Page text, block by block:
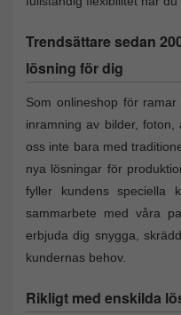
Trendsättare sedan
lösning för dig
Som onlineshop för
inramning av bilder,
oss inte bara med
nya lösningar för
fyller kundens speciella
sammarbete med våra
erbjuda dig snygga,
kundernas behov.
Rikligt med enskilda